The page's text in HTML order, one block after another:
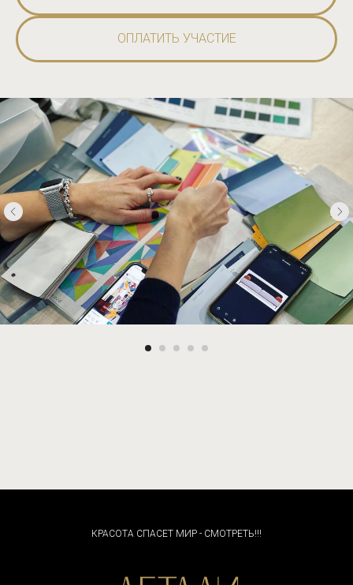
ОПЛАТИТЬ УЧАСТИЕ
КРАСОТА СПАСЕТ МИР - СМОТРЕТЬ!!!